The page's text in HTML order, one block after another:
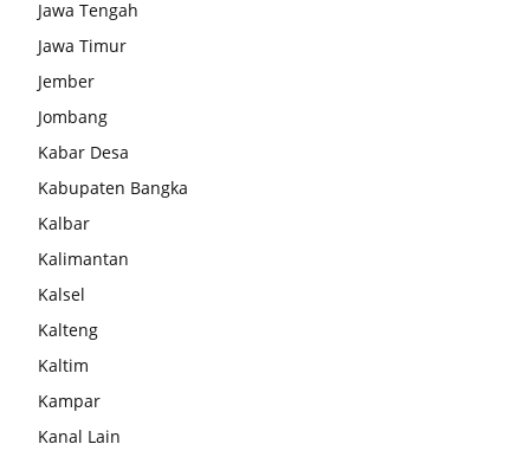
Jawa Tengah
Jawa Timur
Jember
Jombang
Kabar Desa
Kabupaten Bangka
Kalbar
Kalimantan
Kalsel
Kalteng
Kaltim
Kampar
Kanal Lain